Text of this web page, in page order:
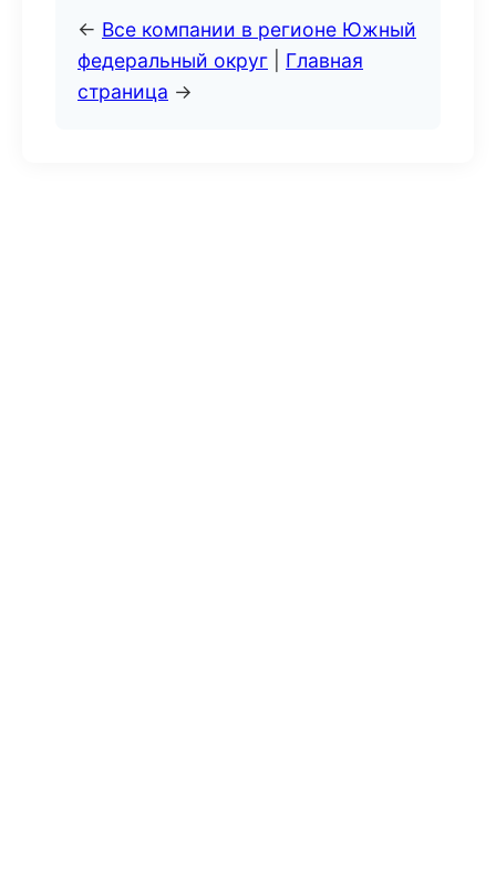
← Все компании в регионе Южный
федеральный округ
Главная
страница →